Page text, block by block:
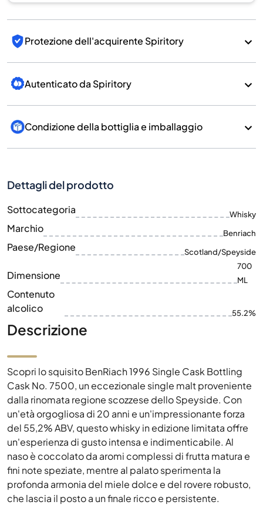
Protezione dell'acquirente Spiritory
Autenticato da Spiritory
Condizione della bottiglia e imballaggio
Dettagli del prodotto
Sottocategoria Whisky
Marchio Benriach
Paese/Regione Scotland/Speyside
Dimensione
700
ML
Contenuto
alcolico
55.2%
Descrizione
Scopri lo squisito BenRiach 1996 Single Cask Bottling
Cask No. 7500, un eccezionale single malt proveniente
dalla rinomata regione scozzese dello Speyside. Con
un'età orgogliosa di 20 anni e un'impressionante forza
del 55,2% ABV, questo whisky in edizione limitata offre
un'esperienza di gusto intensa e indimenticabile. Al
naso è coccolato da aromi complessi di frutta matura e
fini note speziate, mentre al palato sperimenta la
profonda armonia del miele dolce e del rovere robusto,
che lascia il posto a un finale ricco e persistente.